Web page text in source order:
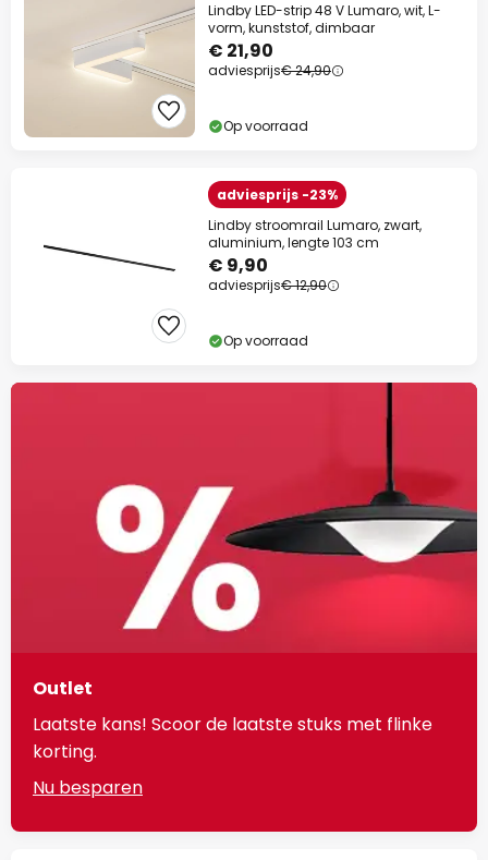
Lindby LED-strip 48 V Lumaro, wit, L-
vorm, kunststof, dimbaar
€ 21,90
adviesprijs€ 24,90
Op voorraad
adviesprijs -23%
Lindby stroomrail Lumaro, zwart,
aluminium, lengte 103 cm
€ 9,90
adviesprijs€ 12,90
Op voorraad
Outlet
Laatste kans! Scoor de laatste stuks met flinke
korting.
Nu besparen